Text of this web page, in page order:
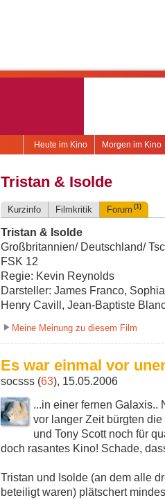
Morgen im Kino
Heute im Kino
Tristan & Isolde
Kurzinfo Filmkritik Forum (1)
Tristan & Isolde
Großbritannien/ Deutschland/
FSK 12
Regie: Kevin Reynolds
Darsteller: James Franco,
Henry Cavill, Jean-Baptiste
Meine Meinung zu diesem Film
Es war einmal vor
socsss (63), 15.05.2006
...in einer fernen Galaxis..
vor langer Zeit bürgten
und Tony Scott noch für
doch rasantes Kino! Schade,
Tristan und Isolde (an dem alle
beteiligt waren) plätschert